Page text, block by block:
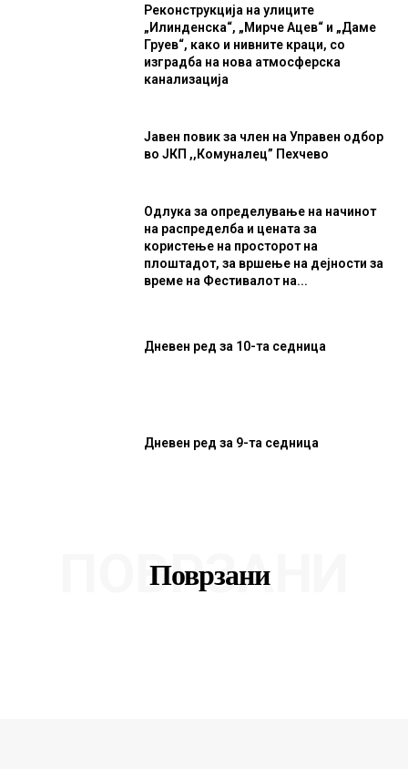
Реконструкција на улиците
„Илинденска“, „Мирче Ацев“ и „Даме
Груев“, како и нивните краци, со
изградба на нова атмосферска
канализација
Јавен повик за член на Управен одбор
во ЈКП ,,Комуналец” Пехчево
Одлука за определување на начинот
на распределба и цената за
користење на просторот на
плоштадот, за вршење на дејности за
време на Фестивалот на...
Дневен ред за 10-та седница
Дневен ред за 9-та седница
Поврзани
ПОВРЗАНИ